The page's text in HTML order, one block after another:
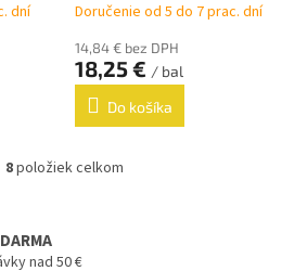
dní Doručenie od 5 do 7 prac. dní
14,84 € bez DPH
18,25 € / bal
Do košíka
O
d
8položiek celkom
nad 50 €